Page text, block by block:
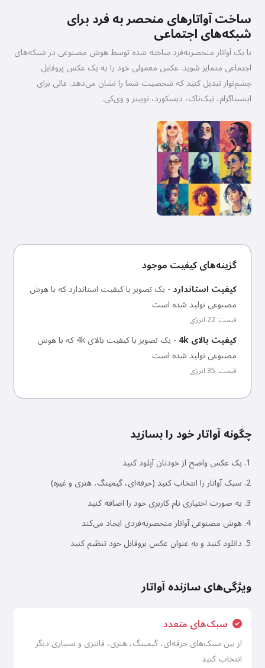
ساخت آواتارهای منحصر به فرد برای
شبکه‌های اجتماعی
با یک آواتار منحصربه‌فرد ساخته شده توسط هوش مصنوعی در شبکه‌های
اجتماعی متمایز شوید. عکس معمولی خود را به یک عکس پروفایل
چشم‌نواز تبدیل کنید که شخصیت شما را نشان می‌دهد. عالی برای
اینستاگرام، تیک‌تاک، دیسکورد، توییتر و وی‌کی.
گزینه‌های کیفیت موجود
کیفیت استاندارد -یک تصویر با کیفیت استاندارد که با هوش
مصنوعی تولید شده است
قیمت: 22 انرژی
کیفیت بالای 4k -
یک تصویر با کیفیت بالای 4k که با هوش
مصنوعی تولید شده است
قیمت: 35 انرژی
چگونه آواتار خود را بسازید
یک عکس واضح از خودتان آپلود کنید
سبک آواتار را انتخاب کنید (حرفه‌ای، گیمینگ، هنری و غیره)
به صورت اختیاری نام کاربری خود را اضافه کنید
هوش مصنوعی آواتار منحصربه‌فردی ایجاد می‌کند
دانلود کنید و به عنوان عکس پروفایل خود تنظیم کنید
ویژگی‌های سازنده آواتار
سبک‌های متعدد
از بین سبک‌های حرفه‌ای، گیمینگ، هنری، فانتزی و بسیاری دیگر
انتخاب کنید